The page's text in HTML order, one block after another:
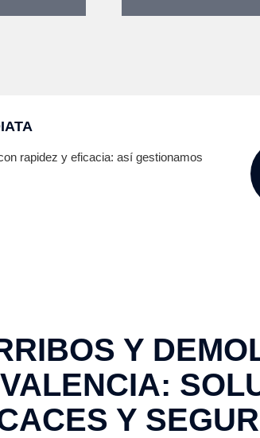
rapidez y eficacia: así gestionamos
Y
Y